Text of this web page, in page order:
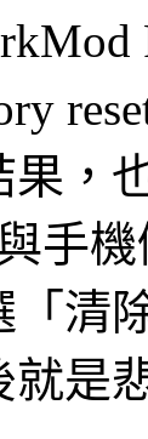
果，
手
「清
是